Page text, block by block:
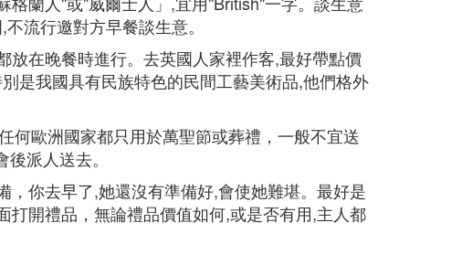
流行邀對方早餐談生意。
在晚餐時進行。去英國人家裡作客,最好帶點價
是我國具有民族特色的民間工藝美術品,他們格外
何歐洲國家都只用於萬聖節或葬禮，一般不宜送
派人送去。
你去早了,她還沒有準備好,會使她難堪。最好是
開禮品，無論禮品價值如何,或是否有用,主人都